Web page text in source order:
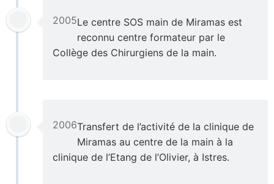
2005Le centre SOS main de Miramas est
reconnu centre formateur par le
Collège des Chirurgiens de la main.
2006Transfert de l’activité de la clinique de
Miramas au centre de la main à la
clinique de l’Etang de l’Olivier, à Istres.